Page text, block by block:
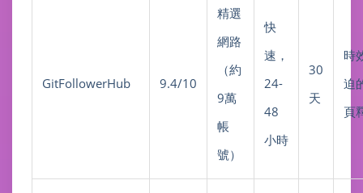
GitFollowerHub 9.4/10
精選
網路
（約
9萬
帳
號）
快
速，
24-
48
小時
30
天
時
迫
頁